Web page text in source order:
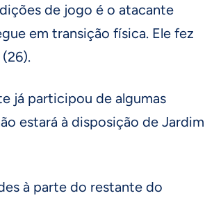
de jogo é o atacante
em transição física. Ele fez
já participou de algumas
estará à disposição de Jardim
à parte do restante do